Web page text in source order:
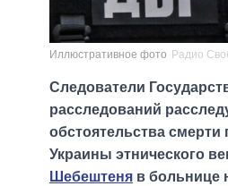
Иллюстративное фото Радио
Следователи
расследований
обстоятельства смерти
Украины этнического
Шебештеня в больнице